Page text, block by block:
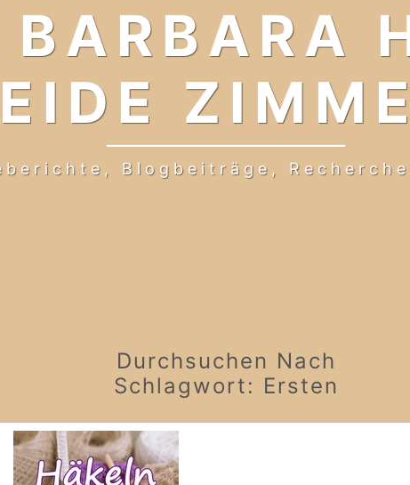
Blogbeiträge,
Durchsuchen Nach
Schlagwort: Ersten